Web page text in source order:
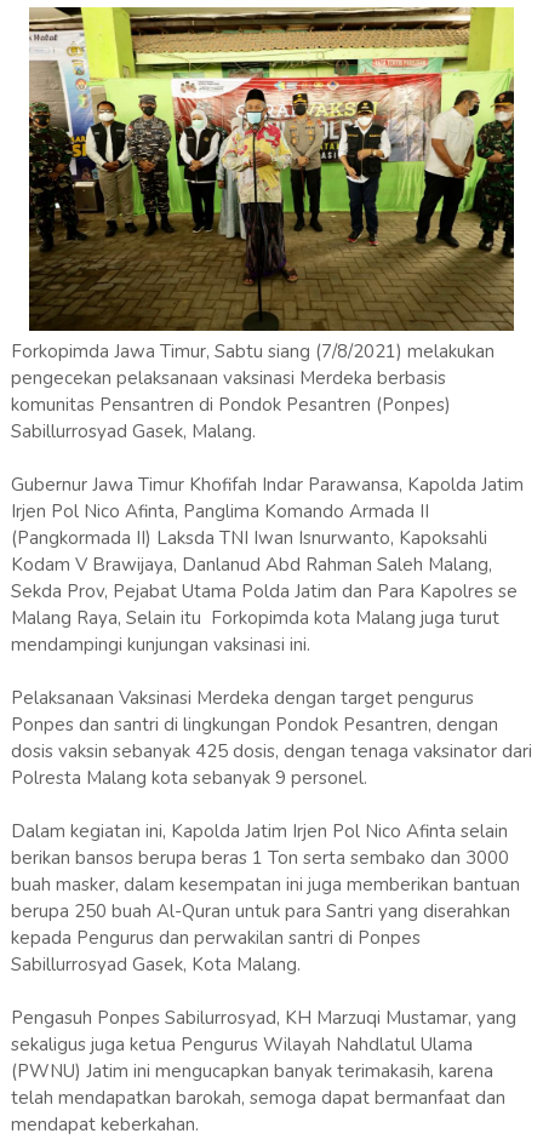
Forkopimda Jawa Timur, Sabtu siang (7/8/2021) melakukan
pengecekan pelaksanaan vaksinasi Merdeka berbasis
komunitas Pensantren di Pondok Pesantren (Ponpes)
Sabillurrosyad Gasek, Malang.
Gubernur Jawa Timur Khofifah Indar Parawansa, Kapolda Jatim
Irjen Pol Nico Afinta, Panglima Komando Armada II
(Pangkormada II) Laksda TNI Iwan Isnurwanto, Kapoksahli
Kodam V Brawijaya, Danlanud Abd Rahman Saleh Malang,
Sekda Prov, Pejabat Utama Polda Jatim dan Para Kapolres se
Malang Raya, Selain itu Forkopimda kota Malang juga turut
mendampingi kunjungan vaksinasi ini.
Pelaksanaan Vaksinasi Merdeka dengan target pengurus
Ponpes dan santri di lingkungan Pondok Pesantren, dengan
dosis vaksin sebanyak 425 dosis, dengan tenaga vaksinator dari
Polresta Malang kota sebanyak 9 personel.
Dalam kegiatan ini, Kapolda Jatim Irjen Pol Nico Afinta selain
berikan bansos berupa beras 1 Ton serta sembako dan 3000
buah masker, dalam kesempatan ini juga memberikan bantuan
berupa 250 buah Al-Quran untuk para Santri yang diserahkan
kepada Pengurus dan perwakilan santri di Ponpes
Sabillurrosyad Gasek, Kota Malang.
Pengasuh Ponpes Sabilurrosyad, KH Marzuqi Mustamar, yang
sekaligus juga ketua Pengurus Wilayah Nahdlatul Ulama
(PWNU) Jatim ini mengucapkan banyak terimakasih, karena
telah mendapatkan barokah, semoga dapat bermanfaat dan
mendapat keberkahan.